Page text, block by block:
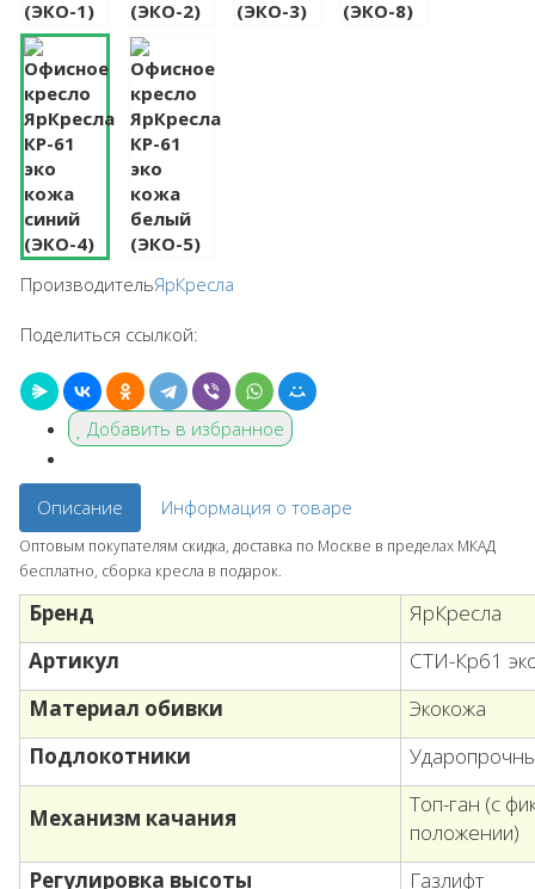
ПроизводительЯрКресла
Поделиться ссылкой:
Добавить в избранное
Описание Информация о товаре
Оптовым покупателям скидка, доставка по Москве в пределах МКАД
бесплатно, сборка кресла в подарок.
Бренд
ЯрКресла
Артикул
СТИ-Кр61
Материал обивки
Экокожа
Подлокотники
Механизм качания
Топ-ган (с
положении)
Регулировка высоты
Газлифт